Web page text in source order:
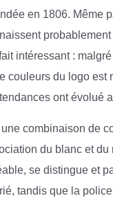
en 1806. Même
intéressant :
couleurs du logo est
ont évolué
une combinaison de
du blanc et du
se distingue et
tandis que la